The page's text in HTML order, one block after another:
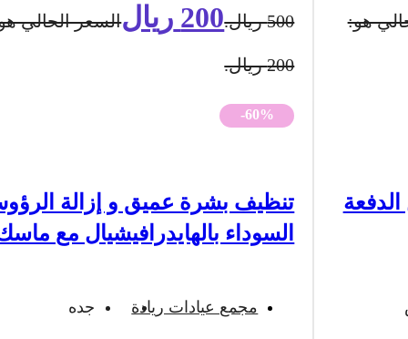
هو: 500 ريال. 200 ريالالسعر الحالي
200 ريال.
-60%
تنظيف بشرة عميق و إزالة
السوداء بالهايدرافيشيال مع
مجمع عيادات ريادة جده